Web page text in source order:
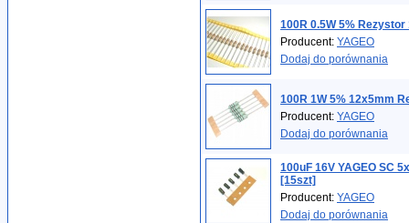
100R 0.5W 5%
Producent: YAGEO
Dodaj do porównania
100R 1W 5% 12x5mm
Producent: YAGEO
Dodaj do porównania
100uF 16V YAGEO SC
[15szt]
Producent: YAGEO
Dodaj do porównania